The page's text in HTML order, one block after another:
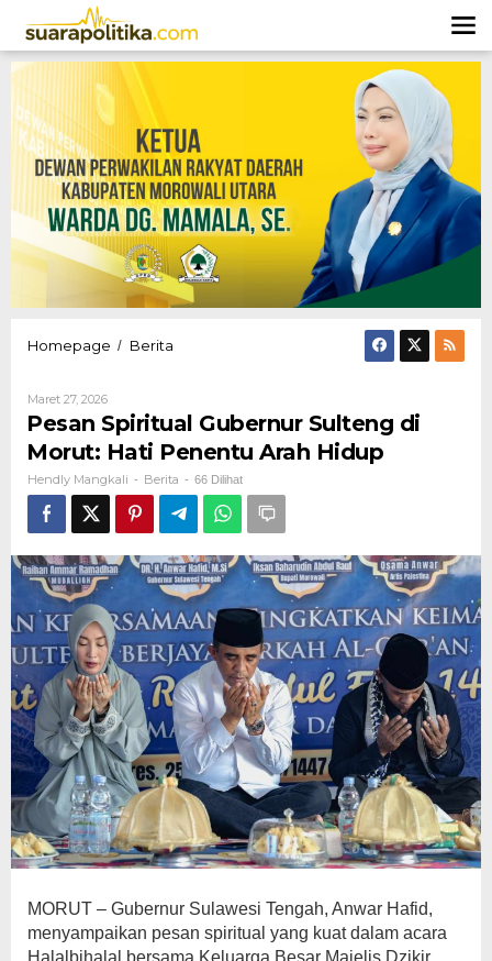
konten
Homepage / Berita
di
Morut:
Hati
Penentu
Arah
Hidup
Maret 27, 2026Oleh
Hendly
Mangkali
Pesan Spiritual Gubernur Sulteng di
Morut: Hati Penentu Arah Hidup
Hendly Mangkali - Berita - 66 Dilihat
MORUT – Gubernur Sulawesi Tengah, Anwar Hafid,
menyampaikan pesan spiritual yang kuat dalam acara